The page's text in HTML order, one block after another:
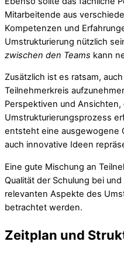
Mitarbeitende aus
Kompetenzen und
Umstrukturierung nützlich
zwischen den Teams kann
Zusätzlich ist es ratsam,
Teilnehmerkreis
Perspektiven und
Umstrukturierungsprozess
entsteht eine ausgewogene
auch innovative Ideen
Eine gute Mischung an
Qualität der Schulung bei
relevanten Aspekte des
betrachtet werden.
Zeitplan und